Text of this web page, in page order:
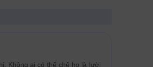
Không ai có thể chê họ là lười